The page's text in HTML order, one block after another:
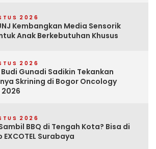
2026
Kembangkan Media Sensorik
Anak Berkebutuhan Khusus
2026
Gunadi Sadikin Tekankan
Skrining di Bogor Oncology
2026
BBQ di Tengah Kota? Bisa di
Surabaya